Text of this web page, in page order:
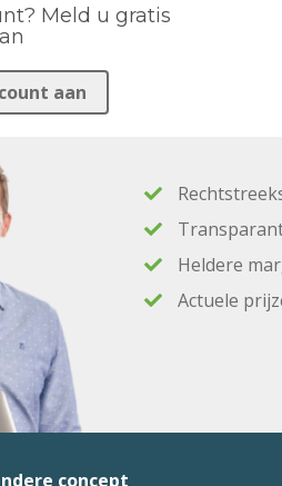
Meld u gratis
aan
Heldere
Actuele
concept